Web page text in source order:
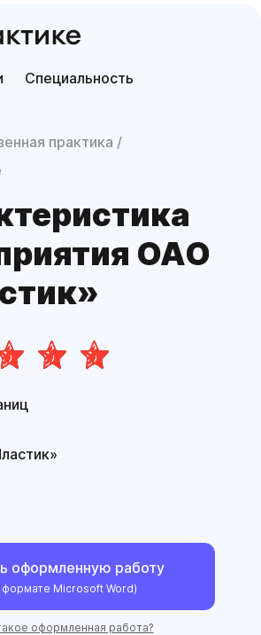
Специальность
практика
ОАО
оформленную работу
формате Microsoft Word)
оформленная работа?